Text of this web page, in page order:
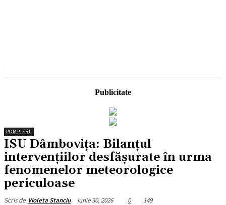
Publicitate
POMPIERI
ISU Dâmbovița: Bilanțul
intervențiilor desfășurate în urma
fenomenelor meteorologice
periculoase
Scris de Violeta Stanciu iunie 30, 2026 0 149